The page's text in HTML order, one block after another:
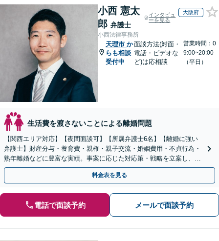
小西 憲太
郎 弁護士
インタビュ
ーを見る
大阪府
小西法律事務所
天理市 か
らも相談
受付中
面談方法(対面・
電話・ビデオな
ど)は応相談
営業時間：0
9:00~20:00
（平日）
生活費を渡さないことによる離婚問題
【関西エリア対応】【夜間面談可】【所属弁護士6名】【離婚に強い
弁護士】財産分与・養育費・親権・親子交流・婚姻費用・不貞行為・
熟年離婚などに豊富な実績。事案に応じた対応策・戦略を立案し、全
力で闘います。明るい人生の再スタートを！
料金表を見る
電話で面談予約 メールで面談予約